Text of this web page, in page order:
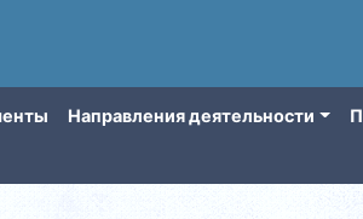
Направления деятельности